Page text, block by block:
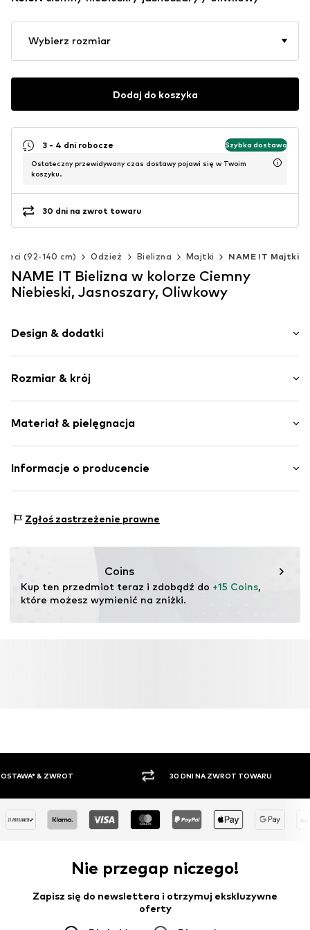
Wybierz rozmiar
Dodaj do koszyka
3 - 4 dni robocze Szybka dostawa
Ostateczny przewidywany czas dostawy pojawi się w Twoim
koszyku.
30 dni na zwrot towaru
(92-140 cm) Odzież Bielizna Majtki NAME IT Majtki
NAME IT Bielizna w kolorze Ciemny
Niebieski, Jasnoszary, Oliwkowy
Design & dodatki
Szwy inside-out
Miękki w dotyku
Nr artykułu NAIa5aa001000002
Rozmiar & krój
Materiał & pielęgnacja
Materiał: 95% Bawełna (z upraw ekologicznych), 5%
Informacje o producencie
22457 Hamburg
Zgłoś zastrzeżenie prawne
Coins
Kup ten przedmiot teraz i zdobądź do +15 Coins,
które możesz wymienić na zniżki.
30 DNI NA ZWROT TOWARU
Nie przegap niczego!
Zapisz się do newslettera i otrzymuj ekskluzywne
oferty